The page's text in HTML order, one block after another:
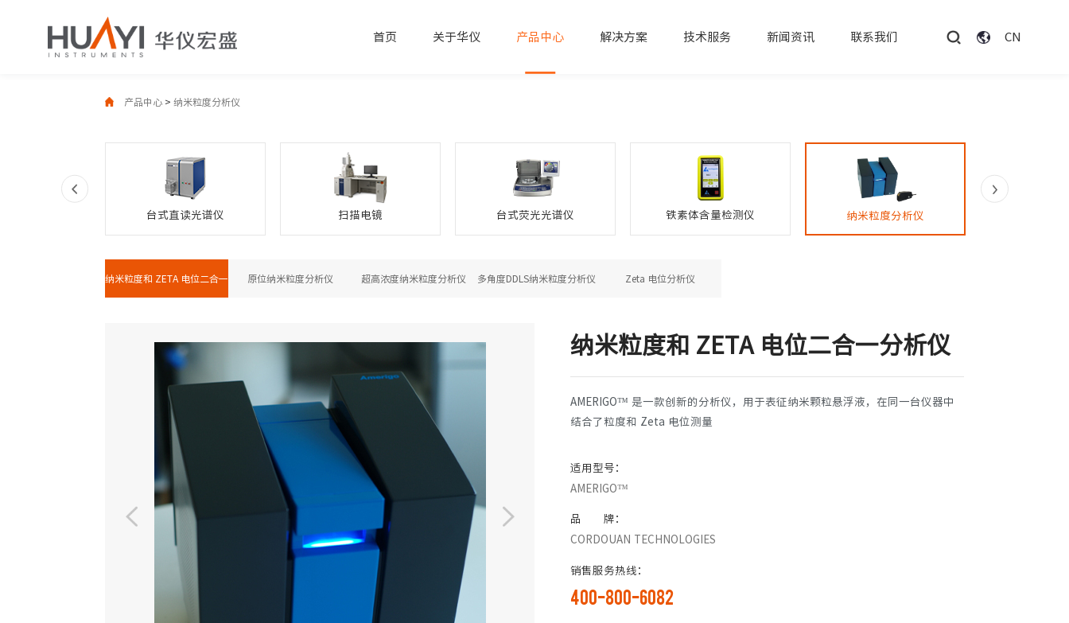
首页 关于华仪 产品中心 解决方案 技术服务 新闻资讯 联系我们 CN
产品中心 > 纳米粒度分析仪
台式直读光谱仪 扫描电镜 台式荧光光谱仪 铁素体含量检测仪 纳米粒度分析仪
纳米粒度和 ZETA 电位二合一 原位纳米粒度分析仪 超高浓度纳米粒度分析仪 多角度DDLS纳米粒度分析仪 Zeta 电位分析仪
纳米粒度和 ZETA 电位二合一分析仪
AMERIGO™ 是一款创新的分析仪，用于表征纳米颗粒悬浮液，在同一台仪器中
结合了粒度和 Zeta 电位测量
适用型号：
AMERIGO™
品 牌：
CORDOUAN TECHNOLOGIES
销售服务热线：
400-800-6082